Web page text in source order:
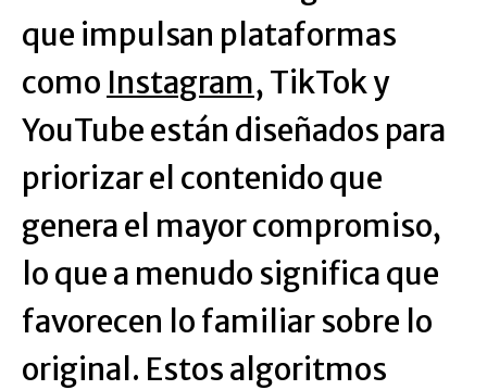
que impulsan plataformas
como Instagram, TikTok y
YouTube están diseñados para
priorizar el contenido que
genera el mayor compromiso,
lo que a menudo significa que
favorecen lo familiar sobre lo
original. Estos algoritmos